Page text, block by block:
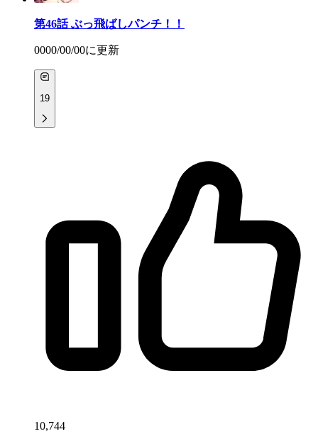
第46話 ぶっ飛ばしパンチ！！
0000/00/00に更新
19
10,744